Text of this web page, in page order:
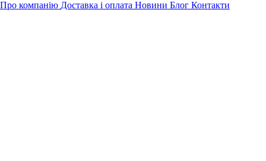
Про компанію Доставка і оплата Новини Блог Контакти